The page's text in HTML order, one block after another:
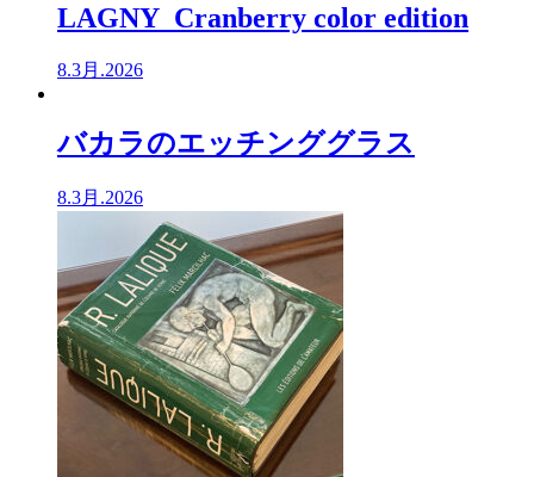
LAGNY Cranberry color edition
8.3月.2026
バカラのエッチンググラス
8.3月.2026